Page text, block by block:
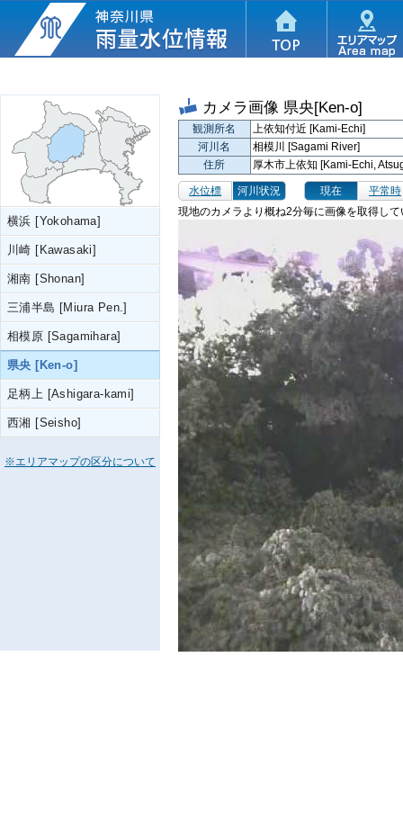
横浜 [Yokohama]
川崎 [Kawasaki]
湘南 [Shonan]
三浦半島 [Miura Pen.]
相模原 [Sagamihara]
県央 [Ken-o]
足柄上 [Ashigara-kami]
西湘 [Seisho]
※エリアマップの区分について
カメラ画像 県央[Ken-o]
観測所名
上依知付近 [Kami-Echi]
河川名
相模川 [Sagami River]
住所
厚木市上依知 [Kami-Echi,
水位標 河川状況 現在
平常時
現地のカメラより概ね2分毎に画像を取得し